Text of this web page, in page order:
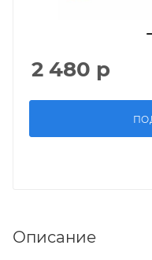
2 480 р
Описание